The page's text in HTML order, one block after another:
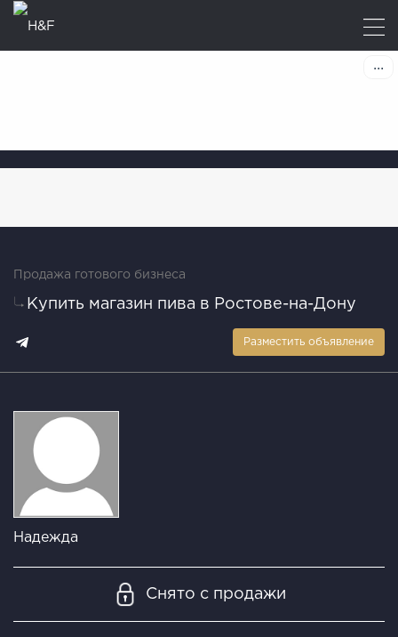
Продажа готового бизнеса
Купить магазин пива в Ростове-на-Дону
Разместить объявление
Надежда
Снято с продажи